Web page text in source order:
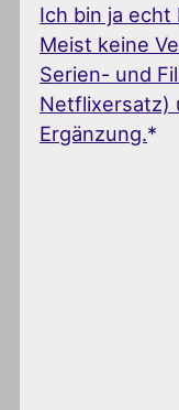
Ich bin ja echt
Meist keine
Serien- und
Netflixersatz)
Ergänzung.